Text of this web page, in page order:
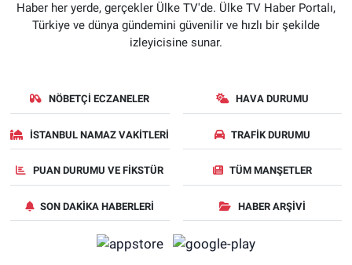
Haber her yerde, gerçekler Ülke TV'de. Ülke TV Haber Portalı,
Türkiye ve dünya gündemini güvenilir ve hızlı bir şekilde
izleyicisine sunar.
NÖBETÇI ECZANELER HAVA DURUMU
İSTANBUL NAMAZ VAKITLERI TRAFIK DURUMU
PUAN DURUMU VE FIKSTÜR TÜM MANŞETLER
SON DAKIKA HABERLERI HABER ARŞIVI